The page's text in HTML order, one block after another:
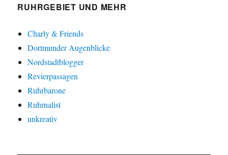
RUHRGEBIET UND MEHR
Charly & Friends
Dortmunder Augenblicke
Nordstadtblogger
Revierpassagen
Ruhrbarone
Ruhrnalist
unkreativ